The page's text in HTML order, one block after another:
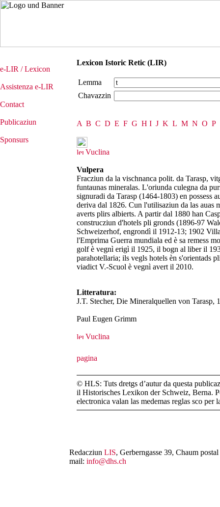
e-LIR / Lexicon
Assistenza e-LIR
Contact
Publicaziun
Sponsurs
Lexicon Istoric Retic (LIR)
Lemma
Chavazzin
A B C D E F G H I J K L M N O P
Vuclina
Vulpera
Fracziun da la vischnanca polit. da Tarasp,
funtaunas mineralas. L'oriunda culegna da
signuradi da Tarasp (1464-1803) en possess
deriva dal 1826. Cun l'utilisaziun da las auas
averts plirs albierts. A partir dal 1880 han
construcziun d'hotels pli gronds (1896-97
Schweizerhof, engrondì il 1912-13; 1902
l'Emprima Guerra mundiala ed è sa remess
golf è vegnì erigì il 1925, il bogn al liber il
parahotellaria; ils vegls hotels èn s'orientads
viadict V.-Scuol è vegnì avert il 2010.
Litteratura:
J.T. Stecher, Die Mineralquellen von Tarasp,
Paul Eugen Grimm
Vuclina
© HLS: Tuts dretgs d’autur da questa
il Historisches Lexikon der Schweiz, Berna.
electronica valan las medemas reglas sco per
Redacziun LIS, Gerberngasse 39, Chaum
mail: info@dhs.ch